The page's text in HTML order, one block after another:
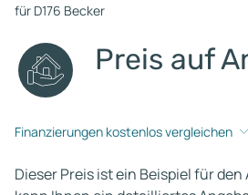
für D176 Becker
Preis auf
Finanzierungen kostenlos vergleichen
Dieser Preis ist ein Beispiel für